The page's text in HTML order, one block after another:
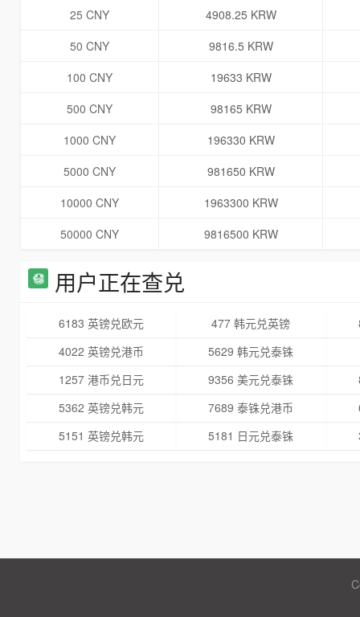
25 CNY
4908.25 KRW
50 CNY
9816.5 KRW
100 CNY
19633 KRW
500 CNY
98165 KRW
1000 CNY
196330 KRW
5000 CNY
981650 KRW
10000 CNY
1963300 KRW
50000 CNY
9816500 KRW
用户正在查兑
6183 英镑兑欧元 477 韩元兑英镑
4022 英镑兑港币
5629 韩元兑泰铢
1257 港币兑日元
9356 美元兑泰铢
5362 英镑兑韩元
7689 泰铢兑港币
5151 英镑兑韩元
5181 日元兑泰铢